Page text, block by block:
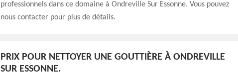
professionnels dans ce domaine à Ondreville Sur Essonne. Vous pouvez
nous contacter pour plus de détails.
PRIX POUR NETTOYER UNE GOUTTIÈRE À ONDREVILLE
SUR ESSONNE.